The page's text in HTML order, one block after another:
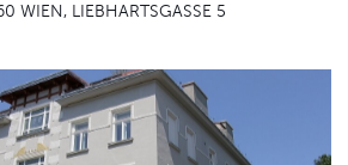
WIEN, LIEBHARTSGASSE 5